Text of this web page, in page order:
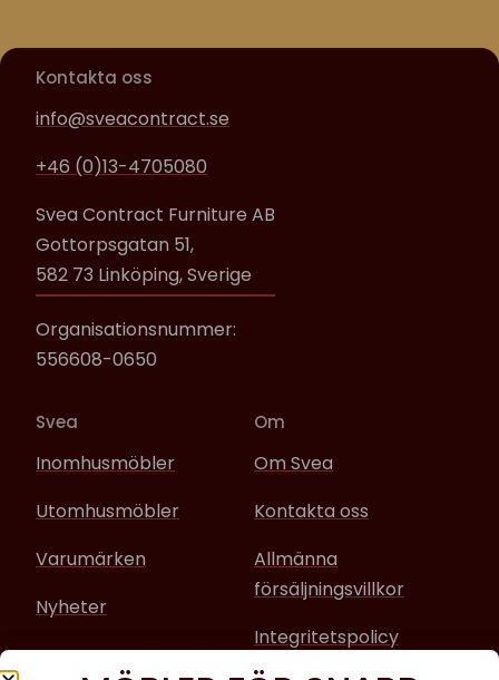
Kontakta oss
info@sveacontract.se
+46 (0)13-4705080
Svea Contract Furniture AB
Gottorpsgatan 51,
582 73 Linköping, Sverige
Organisationsnummer:
556608-0650
Svea
Inomhusmöbler
Utomhusmöbler
Varumärken
Nyheter
Om
Om Svea
Kontakta oss
Allmänna
försäljningsvillkor
Integritetspolicy